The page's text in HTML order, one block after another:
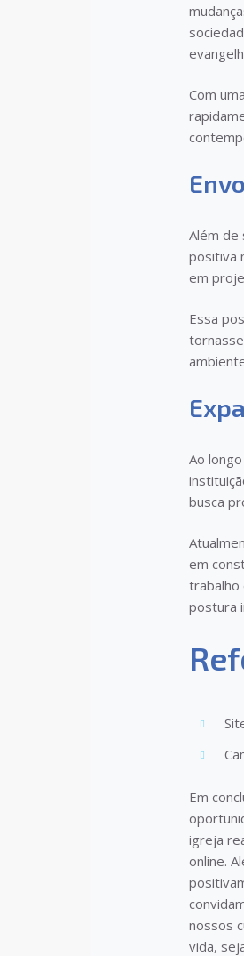
Com
Além de
positiva
em
Essa
Ao
busca
em
trabalho
postura
Em
igreja
online.
nossos
vida,